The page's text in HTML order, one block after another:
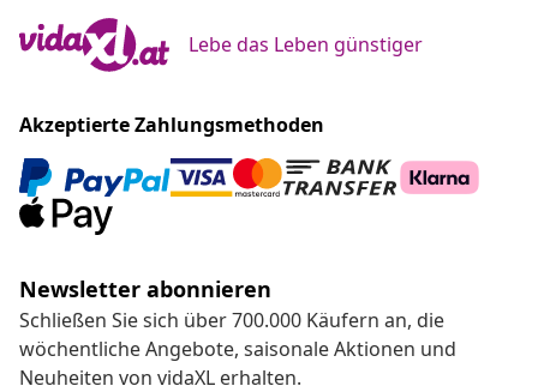
Lebe das Leben günstiger
Akzeptierte Zahlungsmethoden
Newsletter abonnieren
Schließen Sie sich über 700.000 Käufern an, die
wöchentliche Angebote, saisonale Aktionen und
Neuheiten von vidaXL erhalten.